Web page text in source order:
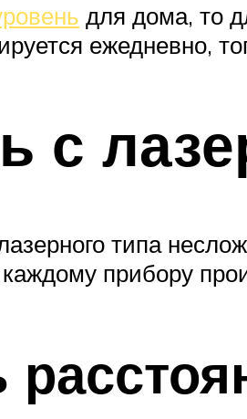
для дома, то
ежедневно,
с
типа
прибору